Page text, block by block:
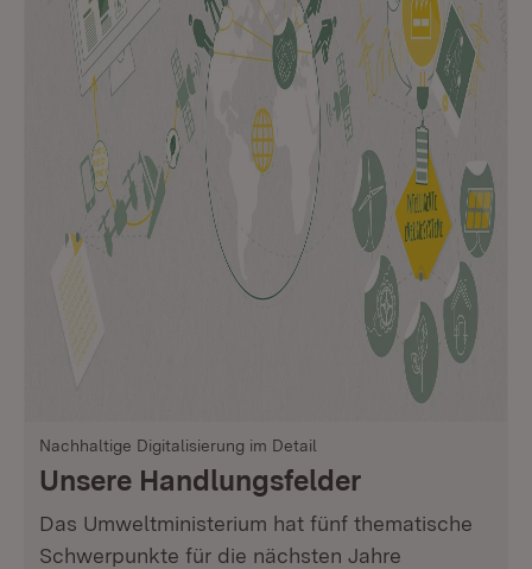
Nachhaltige Digitalisierung im Detail
Unsere Handlungsfelder
Das Umweltministerium hat fünf thematische
Schwerpunkte für die nächsten Jahre